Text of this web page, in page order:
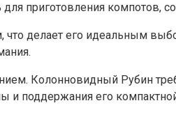
приготовления компотов,
что делает его идеальным
Колонновидный Рубин
и поддержания его